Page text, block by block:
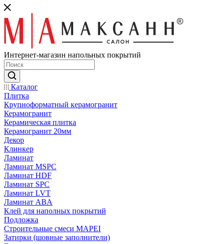
Интернет-магазин напольных покрытий
Каталог
Плитка
Крупноформатный керамогранит
Керамогранит
Керамическая плитка
Керамогранит 20мм
Декор
Клинкер
Ламинат
Ламинат MSPC
Ламинат HDF
Ламинат SPC
Ламинат LVT
Ламинат ABA
Клей для наполных покрытий
Подложка
Строительные смеси MAPEI
Затирки (шовные заполнители)